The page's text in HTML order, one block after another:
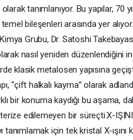
tanımlanıyor. Bu yapılar, 70
bileşenleri arasında yer
Grubu, Dr. Satoshi
nasıl yeniden düzenlendiğini
klasik metalosen yapısına
“çift halkalı kayma” olarak
bir konuma kaydığı bu aşama,
edilemeyen bir süreçti.X-
tanımlamak için tek kristal X-